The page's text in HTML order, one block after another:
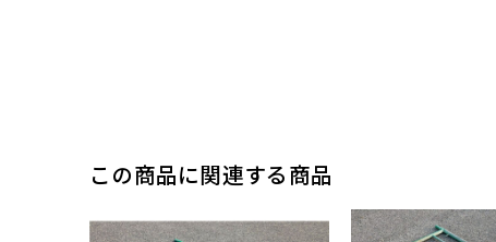
この商品に関連する商品